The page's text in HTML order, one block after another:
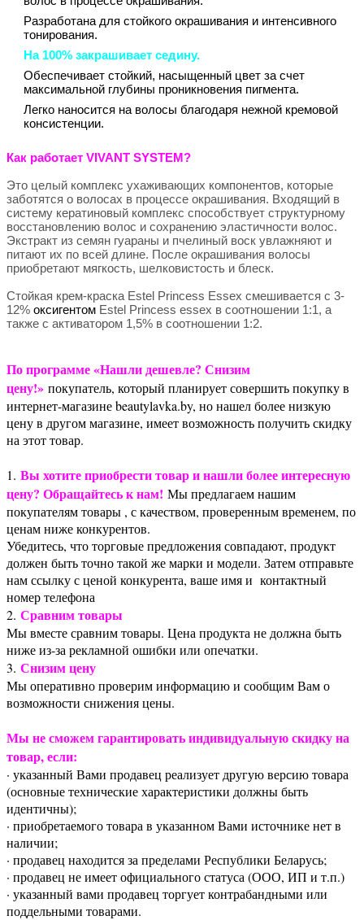
Разработана для стойкого окрашивания и интенсивного
тонирования.
На 100% закрашивает седину.
Обеспечивает стойкий, насыщенный цвет за счет
максимальной глубины проникновения пигмента.
Легко наносится на волосы благодаря нежной кремовой
консистенции.
Как работает VIVANT SYSTEM?
Это целый комплекс ухаживающих компонентов, которые
заботятся о волосах в процессе окрашивания. Входящий в
систему кератиновый комплекс способствует структурному
восстановлению волос и сохранению эластичности волос.
Экстракт из семян гуараны и пчелиный воск увлажняют и
питают их по всей длине. После окрашивания волосы
приобретают мягкость, шелковистость и блеск.
Стойкая крем-краска Estel Princess Essex смешивается с 3-
12% оксигентом Estel Princess essex в соотношении 1:1, а
также с активатором 1,5% в соотношении 1:2.
По программе «Нашли дешевле? Снизим
цену!» покупатель, который планирует совершить покупку в
интернет-магазине beautylavka.by, но нашел более низкую
цену в другом магазине, имеет возможность получить скидку
на этот товар.
1. Вы хотите приобрести товар и нашли более интересную
цену? Обращайтесь к нам! Мы предлагаем нашим
покупателям товары , с качеством, проверенным временем, по
ценам ниже конкурентов.
Убедитесь, что торговые предложения совпадают, продукт
должен быть точно такой же марки и модели. Затем отправьте
нам ссылку с ценой конкурента, ваше имя и контактный
номер телефона
2. Сравним товары
Мы вместе сравним товары. Цена продукта не должна быть
ниже из-за рекламной ошибки или опечатки.
3. Снизим цену
Мы оперативно проверим информацию и сообщим Вам о
возможности снижения цены.
Мы не сможем гарантировать индивидуальную скидку на
товар, если:
· указанный Вами продавец реализует другую версию товара
(основные технические характеристики должны быть
идентичны);
· приобретаемого товара в указанном Вами источнике нет в
наличии;
· продавец находится за пределами Республики Беларусь;
· продавец не имеет официального статуса (ООО, ИП и т.п.)
· указанный вами продавец торгует контрабандными или
поддельными товарами.